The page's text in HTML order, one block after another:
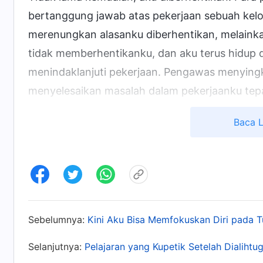
bertanggung jawab atas pekerjaan sebuah
merenungkan alasanku diberhentikan,
tidak memberhentikanku, dan aku terus hidup
menindaklanjuti pekerjaan. Pengawas
menyelesaikan masalah dalam pekerjaanku
tanggung jawabku tetap tidak menunjukkan
sebagai pemimpin kelompok. Setelah itu, aku
buruk. Aku tidak ingin berbicara dengan siapa
bersekutu selama pertemuan. Para pemimpin
menolak menjawab panggilan mereka. Aku
menindaklanjuti pekerjaanku, dan selama
Baca
Sebelumnya: Kini Aku Bisa Memfokuskan Diri pada
Selanjutnya: Pelajaran yang Kupetik Setelah